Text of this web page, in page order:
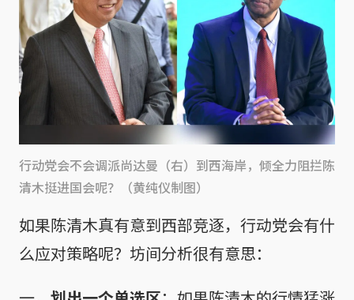
行动党会不会调派尚达曼（右）到西海岸，倾全力阻拦陈
清木挺进国会呢？（黄纯仪制图）
如果陈清木真有意到西部竞逐，行动党会有什
么应对策略呢？坊间分析很有意思：